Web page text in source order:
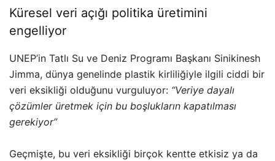
Küresel veri açığı politika üretimini
engelliyor
UNEP’in Tatlı Su ve Deniz Programı Başkanı Sinikinesh
Jimma, dünya genelinde plastik kirliliğiyle ilgili ciddi bir
veri eksikliği olduğunu vurguluyor: “Veriye dayalı
çözümler üretmek için bu boşlukların kapatılması
gerekiyor”
Geçmişte, bu veri eksikliği birçok kentte etkisiz ya da